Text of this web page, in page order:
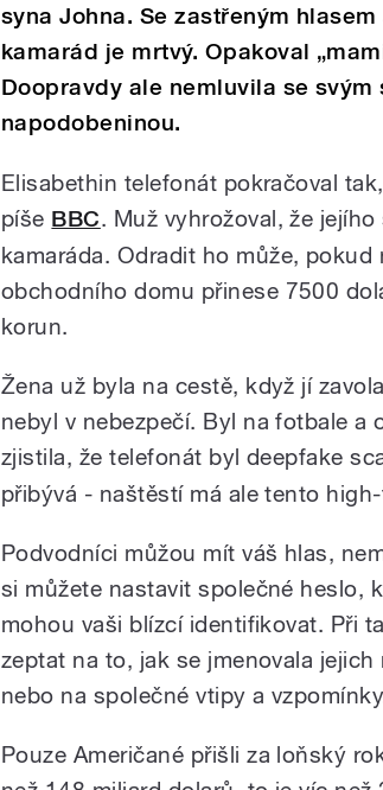
syna Johna. Se zastřeným
kamarád je mrtvý. Opakoval
Doopravdy ale nemluvila se svým
napodobeninou.
Elisabethin telefonát pokračoval
píše BBC. Muž vyhrožoval, že
kamaráda. Odradit ho může,
obchodního domu přinese 7500
korun.
Žena už byla na cestě, když jí
nebyl v nebezpečí. Byl na fotbale a
zjistila, že telefonát byl deepfake
přibývá - naštěstí má ale tento
Podvodníci můžou mít váš hlas,
si můžete nastavit společné heslo,
mohou vaši blízcí identifikovat. Při
zeptat na to, jak se jmenovala
nebo na společné vtipy a
Pouze Američané přišli za loňský